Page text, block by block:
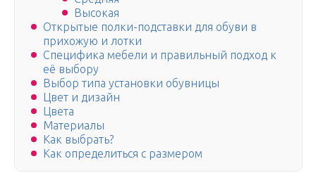
Высокая
Открытые полки-подставки для обуви в
прихожую и лотки
Специфика мебели и правильный подход к
её выбору
Выбор типа установки обувницы
Цвет и дизайн
Цвета
Материалы
Как выбрать?
Как определиться с размером